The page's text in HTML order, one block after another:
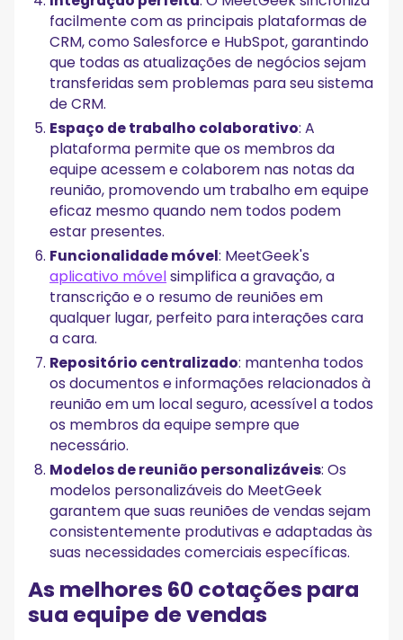
facilmente com as principais plataformas de
CRM, como Salesforce e HubSpot, garantindo
que todas as atualizações de negócios sejam
transferidas sem problemas para seu sistema
de CRM.
Espaço de trabalho colaborativo: A
plataforma permite que os membros da
equipe acessem e colaborem nas notas da
reunião, promovendo um trabalho em equipe
eficaz mesmo quando nem todos podem
estar presentes.
Funcionalidade móvel: MeetGeek's
aplicativo móvelsimplifica a gravação, a
transcrição e o resumo de reuniões em
qualquer lugar, perfeito para interações cara
a cara.
Repositório centralizado: mantenha todos
os documentos e informações relacionados à
reunião em um local seguro, acessível a todos
os membros da equipe sempre que
necessário.
Modelos de reunião personalizáveis: Os
modelos personalizáveis do MeetGeek
garantem que suas reuniões de vendas sejam
consistentemente produtivas e adaptadas às
suas necessidades comerciais específicas.
As melhores 60 cotações para
sua equipe de vendas